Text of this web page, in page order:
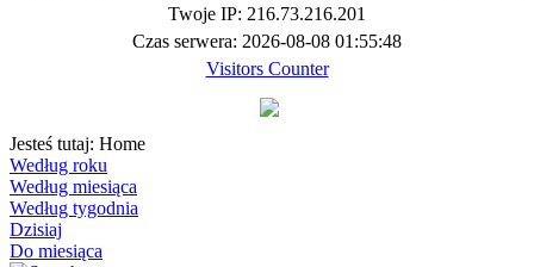
Twoje IP: 216.73.216.201
Czas serwera: 2026-08-08 01:55:48
Visitors Counter
Jesteś tutaj: Home
Według roku
Według miesiąca
Według tygodnia
Dzisiaj
Do miesiąca